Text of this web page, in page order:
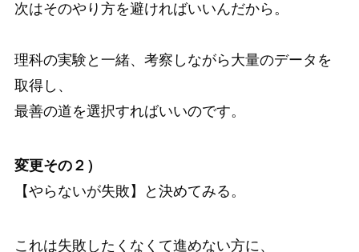
次はそのやり方を避ければいいんだから。
理科の実験と一緒、考察しながら大量のデータを
取得し、
最善の道を選択すればいいのです。
変更その２）
【やらないが失敗】と決めてみる。
これは失敗したくなくて進めない方に、